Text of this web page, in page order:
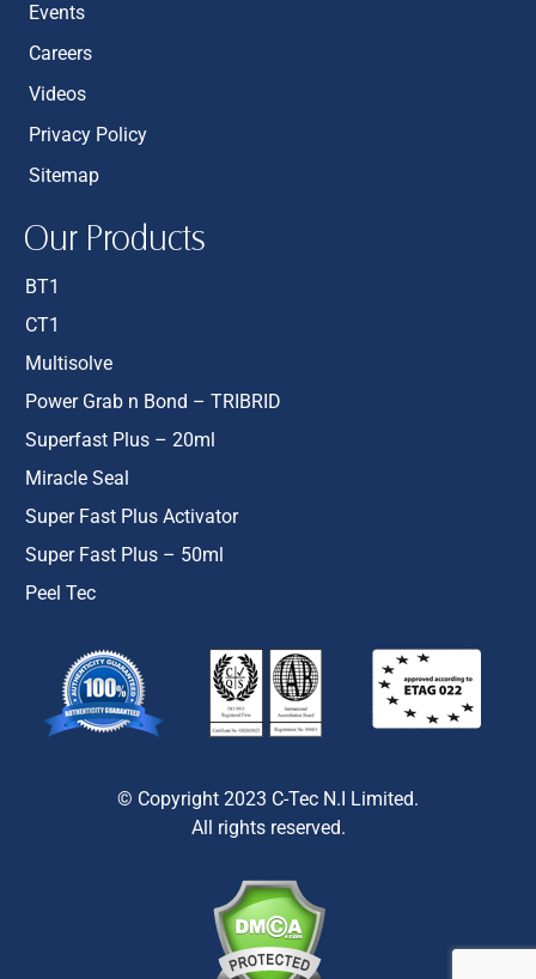
Events
Careers
Videos
Privacy Policy
Sitemap
Our Products
BT1
CT1
Multisolve
Power Grab n Bond – TRIBRID
Superfast Plus – 20ml
Miracle Seal
Super Fast Plus Activator
Super Fast Plus – 50ml
Peel Tec
© Copyright 2023 C-Tec N.I Limited.
All rights reserved.